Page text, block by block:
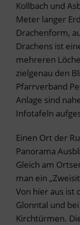
Kollbach und
Meter langer
Drachenform,
Drachens ist
mehreren
zielgenau den
Pfarrverband
Anlage sind
Infotafeln
Einen Ort der
Panorama
Gleich am
man ein
Von hier aus ist
Glonntal und
Kirchtürmen.